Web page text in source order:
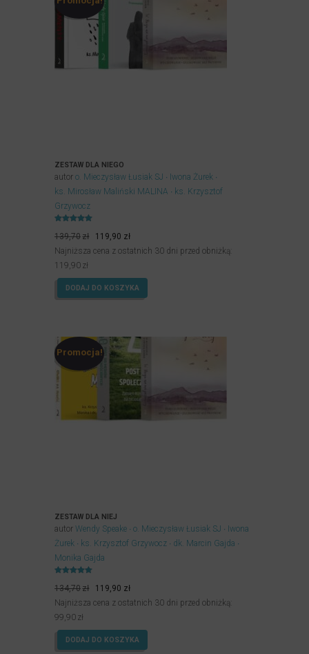
ZESTAW DLA NIEGO
autor o. Mieczysław Łusiak SJ
Iwona Żurek
ks. Mirosław Maliński MALINA
ks. Krzysztof
Grzywocz
5.00
139,70zł
Pierwotna
cena
139,70zł.
119,90 złAktualna
cena
119,90zł.
Najniższa cena z ostatnich 30 dni przed obniżką:
119,90 zł
DODAJ DO KOSZYKA
Promocja!
ZESTAW DLA NIEJ
autor Wendy Speake o. Mieczysław Łusiak SJ
Iwona
Żurek
ks. Krzysztof Grzywocz
dk. Marcin Gajda
Monika Gajda
5.00
134,70zł
Pierwotna
cena
134,70zł.
119,90 złAktualna
cena
119,90zł.
Najniższa cena z ostatnich 30 dni przed obniżką:
99,90 zł
DODAJ DO KOSZYKA